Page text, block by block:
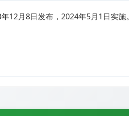
12月8日发布，2024年5月1日实施。